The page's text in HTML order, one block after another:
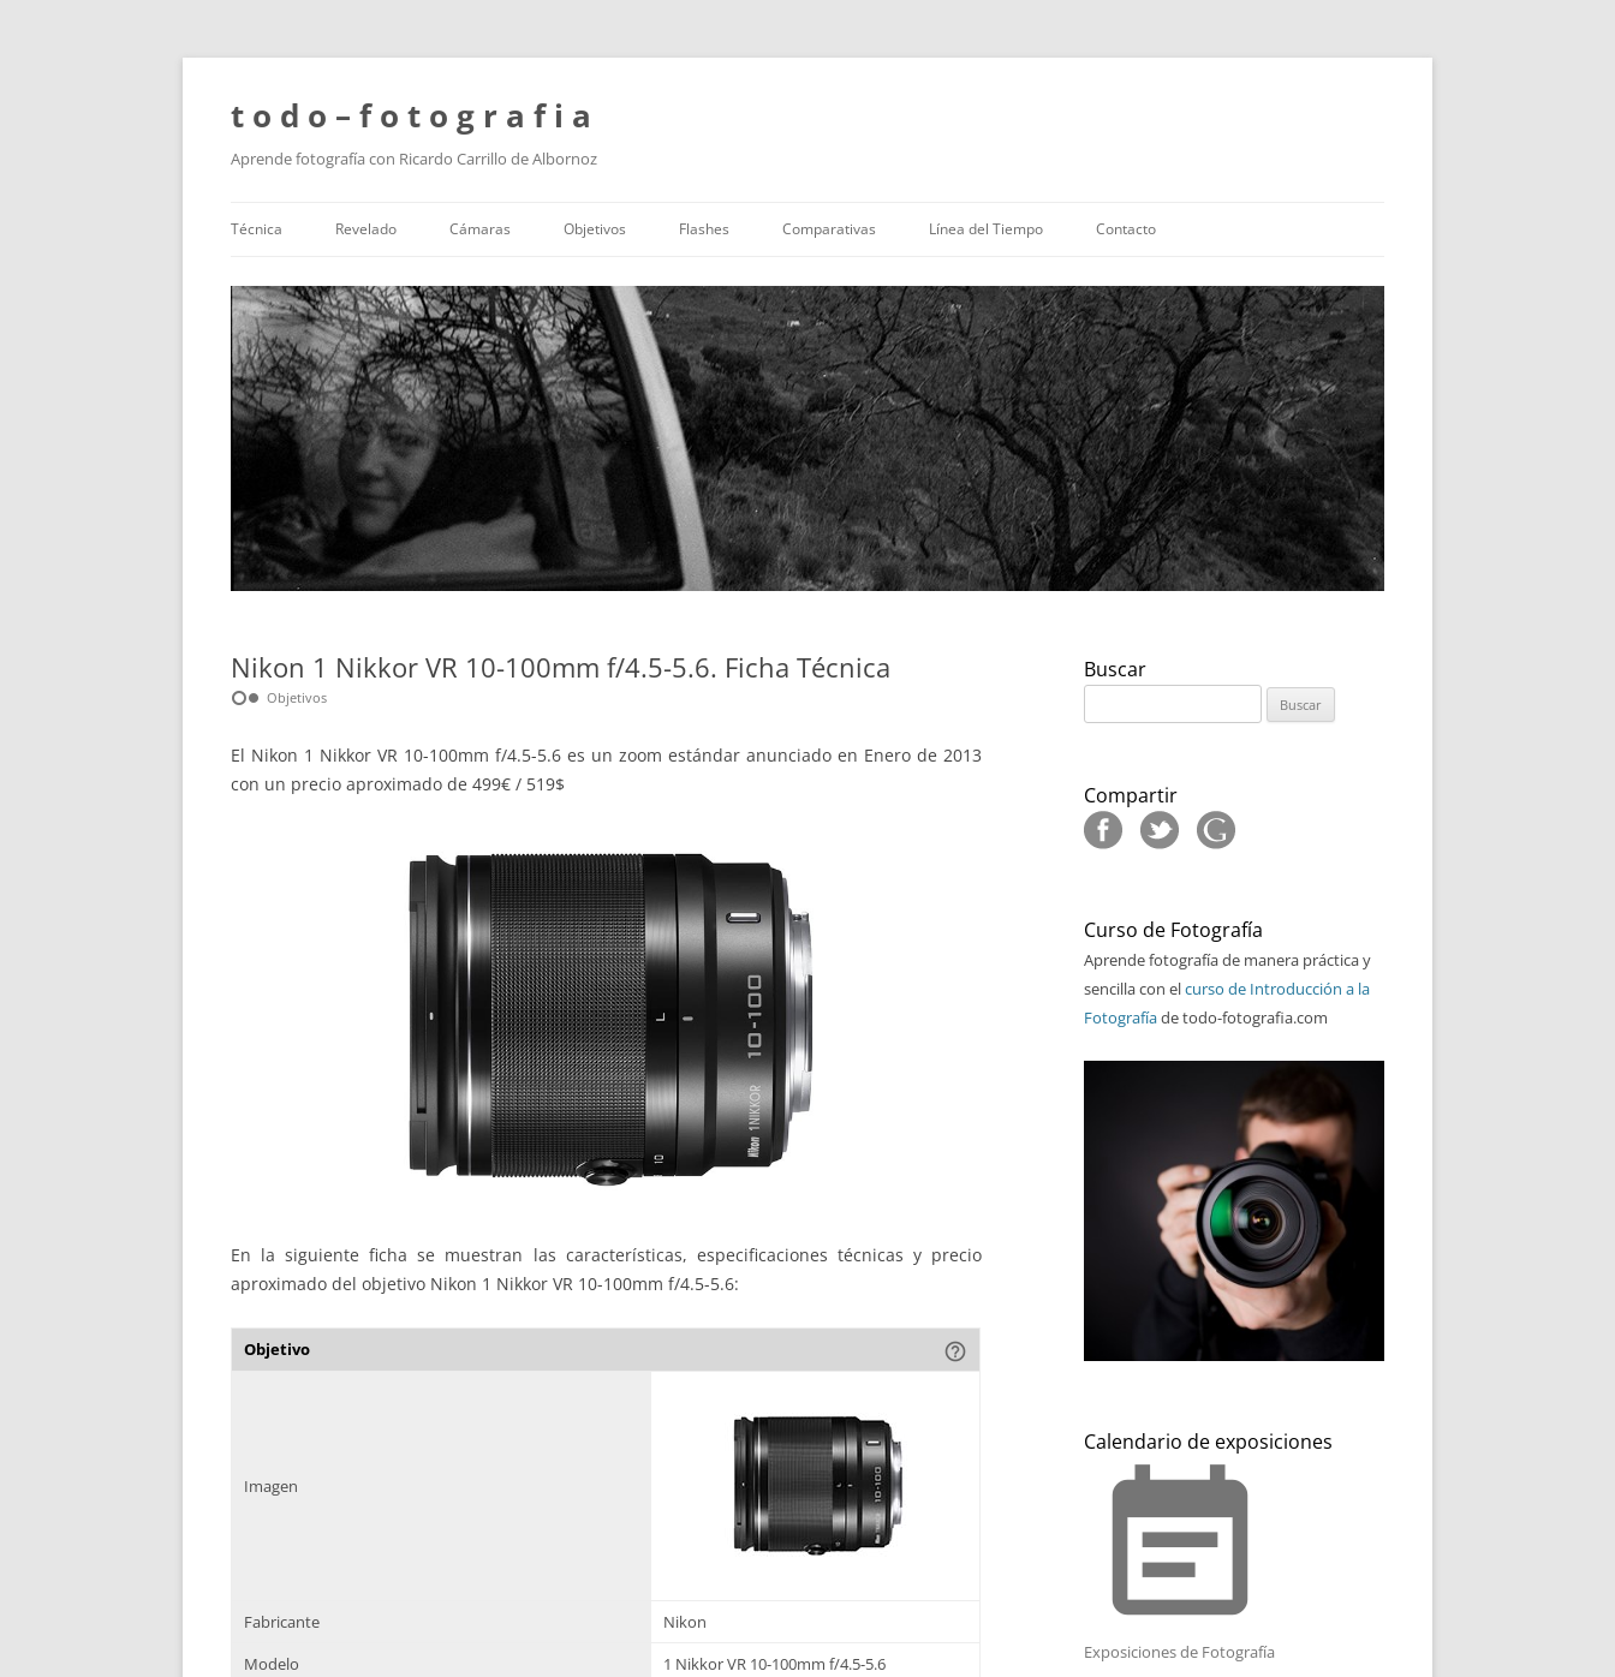
t o d o – f o t o g r a f i a
Aprende fotografía con Ricardo Carrillo de Albornoz
al
contenido
Técnica Revelado Cámaras Objetivos Flashes Comparativas Línea del Tiempo Contacto
Nikon 1 Nikkor VR 10-100mm f/4.5-5.6. Ficha Técnica
hdr_weak Objetivos
El Nikon 1 Nikkor VR 10-100mm f/4.5-5.6 es un zoom estándar anunciado en Enero de 2013
con un precio aproximado de 499€ / 519$
En la siguiente ficha se muestran las características, especificaciones técnicas y precio
aproximado del objetivo Nikon 1 Nikkor VR 10-100mm f/4.5-5.6:
Objetivo help_outline
Imagen
Fabricante
Nikon
Modelo
1 Nikkor VR 10-100mm f/4.5-5.6
Buscar
Compartir
Curso de Fotografía
Aprende fotografía de manera práctica y
sencilla con elcurso de Introducción a la
Fotografíade todo-fotografia.com
Calendario de exposiciones
event_note
Exposiciones de Fotografía